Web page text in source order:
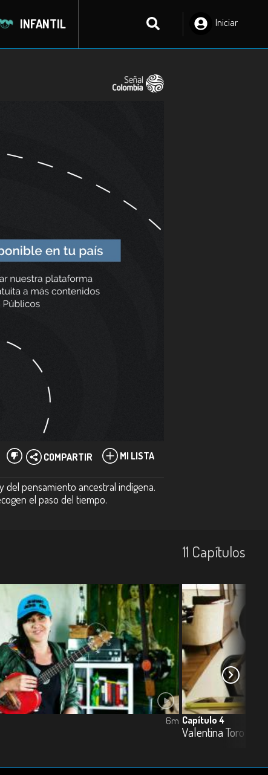
INFANTIL
Iniciar
MI LISTA
COMPARTIR
del pensamiento ancestral indígena.
el paso del tiempo.
11 Capí­tulos
6m Capítulo 4
Valentina Toro